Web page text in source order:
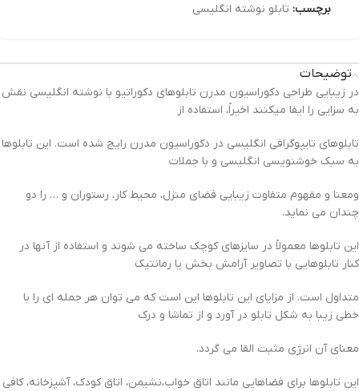
برچسب: تابلو نوشته انگلیسی
توضیحات
در زیبایی طراحی دکوراسیون مدرن تابلوهای دکوراتیو با نوشته انگلیسی نقش
به سزایی را ایفا میکنند اخیراً، استفاده از
تابلوهای تایپوگرافی انگلیسی در دکوراسیون مدرن رایج شده است. این تابلوها
به سبک خوشنویسی انگلیسی و با جملات
ومعنا و مفهوم متفاوت زیبایی فضای منزل، محیط کار، رستوران و … را دو
چندان می نماید.
این تابلوها معمولاً در سایزهای کوچک ساخته می شوند و استفاده از آنها در
کنار تابلوهایی با تصاویر آرامش بخش یا رمانتیک
متداول است. از مزایای این تابلوها این است که می توان هر جمله ای را با
خطی زیبا به شکل تابلو در آورد و از تماشا و درک
معنای آن انرژی مثبت القا می گردد.
این تابلوها برای فضاهایی مانند اتاق خواب،نشیمن، اتاق کودک، آشپزخانه، کافی